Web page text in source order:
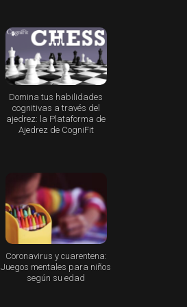
Domina tus habilidades
cognitivas a través del
ajedrez: la Plataforma de
Ajedrez de CogniFit
Coronavirus y cuarentena:
Juegos mentales para niños
según su edad